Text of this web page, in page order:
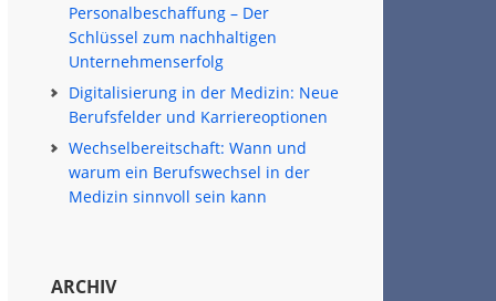
Personalbeschaffung – Der
Schlüssel zum nachhaltigen
Unternehmenserfolg
Digitalisierung in der Medizin: Neue
Berufsfelder und Karriereoptionen
Wechselbereitschaft: Wann und
warum ein Berufswechsel in der
Medizin sinnvoll sein kann
ARCHIV